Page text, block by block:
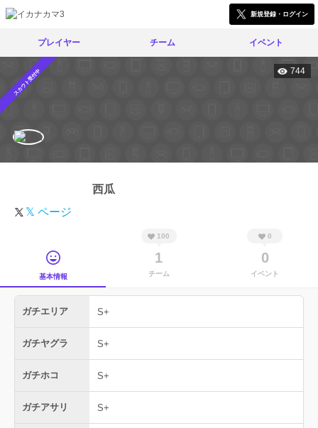
新規登録・ログイン
プレイヤー チーム イベント
スカウト受付中 744
西瓜
𝕏 ページ
基本情報
100
1
チーム
0
0
イベント
ガチエリア S+
ガチヤグラ S+
ガチホコ S+
ガチアサリ S+